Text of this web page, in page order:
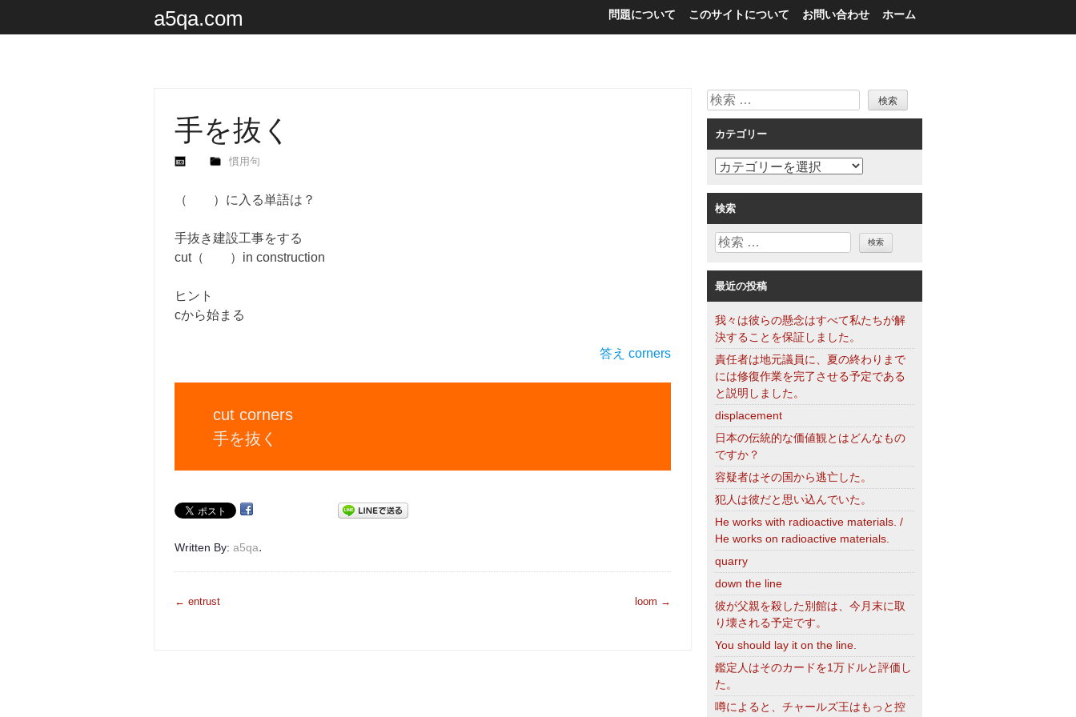
a5qa.com ホーム
お問い合わせ
このサイトについて
問題について
手を抜く
慣用句
（ ）に入る単語は？
手抜き建設工事をする
cut（ ）in construction
ヒント
cから始まる
答え corners
cut corners
手を抜く
Written By: a5qa.
投
← entrust loom →
検
索
カテゴリー
カ
ゴ
リ
ー
検索
検
最近の投稿
我々は彼らの懸念はすべて私たちが解
決することを保証しました。
責任者は地元議員に、夏の終わりまで
には修復作業を完了させる予定である
と説明しました。
displacement
日本の伝統的な価値観とはどんなもの
ですか？
容疑者はその国から逃亡した。
犯人は彼だと思い込んでいた。
He works with radioactive materials. /
He works on radioactive materials.
quarry
down the line
彼が父親を殺した別館は、今月末に取
り壊される予定です。
You should lay it on the line.
鑑定人はそのカードを1万ドルと評価し
た。
噂によると、チャールズ王はもっと控